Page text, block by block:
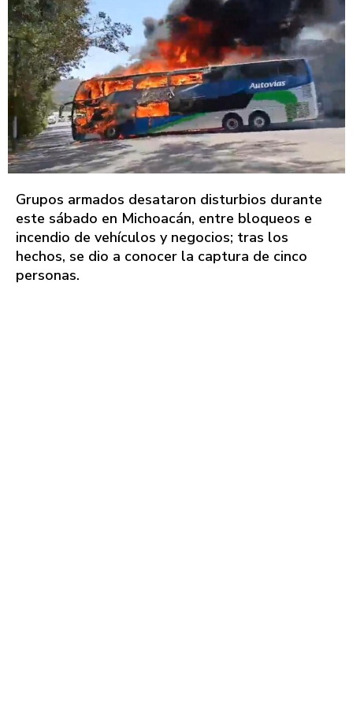
Grupos armados desataron disturbios durante
este sábado en Michoacán, entre bloqueos e
incendio de vehículos y negocios; tras los
hechos, se dio a conocer la captura de cinco
personas.